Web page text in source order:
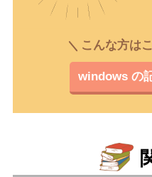
こんな方は
windows の